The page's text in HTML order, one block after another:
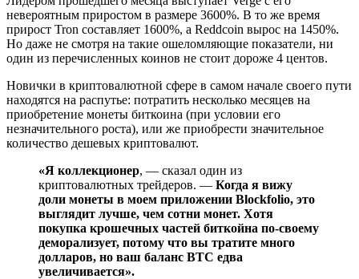
невероятным приростом в размере 3600%. В то же время
прирост Tron составляет 1600%, a Reddcoin вырос на 1450%.
Но даже не смотря на такие ошеломляющие показатели, ни
один из перечисленных коинов не стоит дороже 4 центов.
Новички в криптовалютной сфере в самом начале своего пути
находятся на распутье: потратить несколько месяцев на
приобретение монеты биткоина (при условии его
незначительного роста), или же приобрести значительное
количество дешевых криптовалют.
«Я коллекционер, — сказал один из
криптовалютных трейдеров. — Когда я вижу
доли монеты в моем приложении Blockfolio, это
выглядит лучше, чем сотни монет. Хотя
покупка крошечных частей биткойна по-своему
деморализует, потому что вы тратите много
долларов, но ваш баланс BTC едва
увеличивается».